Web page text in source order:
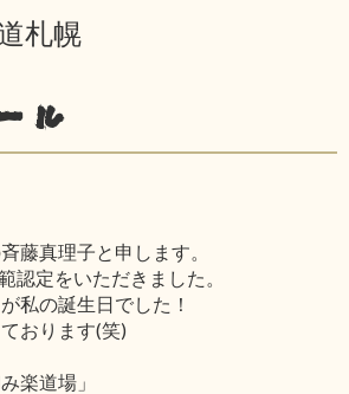
札幌
ル
藤真理子と申します。
認定をいただきました。
私の誕生日でした！
おります(笑)
楽道場」